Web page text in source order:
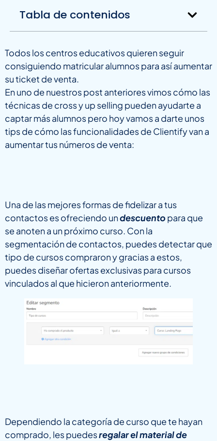
Tabla de contenidos
Todos los centros educativos quieren seguir
consiguiendo matricular alumnos para así aumentar
su ticket de venta.
En uno de nuestros post anteriores vimos cómo las
técnicas de cross y up selling pueden ayudarte a
captar más alumnos pero hoy vamos a darte unos
tips de cómo las funcionalidades de Clientify van a
aumentar tus números de venta:
Una de las mejores formas de fidelizar a tus
contactos es ofreciendo undescuento para que
se anoten a un próximo curso. Con la
segmentación de contactos, puedes detectar que
tipo de cursos compraron y gracias a estos,
puedes diseñar ofertas exclusivas para cursos
vinculados al que hicieron anteriormente.
Dependiendo la categoría de curso que te hayan
comprado, les puedesregalar el material de